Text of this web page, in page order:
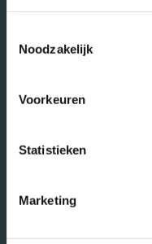
Noodzakelijk
Voorkeuren
Statistieken
Marketing
Gezinnen met